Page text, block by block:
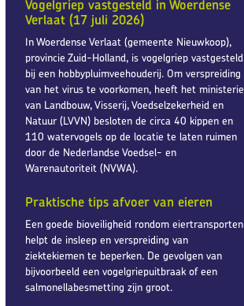
Vogelgriep vastgesteld in Woerdense
Verlaat (17 juli 2026)
In Woerdense Verlaat (gemeente Nieuwkoop),
provincie Zuid-Holland, is vogelgriep vastgesteld
bij een hobbypluimveehouderij. Om verspreiding
van het virus te voorkomen, heeft het ministerie
van Landbouw, Visserij, Voedselzekerheid en
Natuur (LVVN) besloten de circa 40 kippen en
110 watervogels op de locatie te laten ruimen
door de Nederlandse Voedsel- en
Warenautoriteit (NVWA).
Praktische tips afvoer van eieren
Een goede bioveiligheid rondom eiertransporten
helpt de insleep en verspreiding van
ziektekiemen te beperken. De gevolgen van
bijvoorbeeld een vogelgriepuitbraak of een
salmonellabesmetting zijn groot.